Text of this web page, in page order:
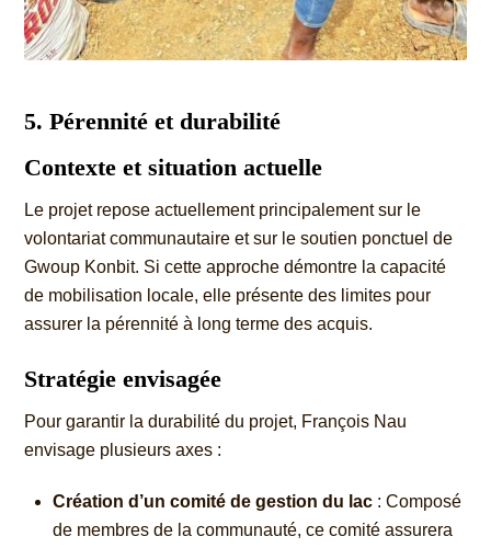
5. Pérennité et durabilité
Contexte et situation actuelle
Le projet repose actuellement principalement sur le
volontariat communautaire et sur le soutien ponctuel de
Gwoup Konbit. Si cette approche démontre la capacité
de mobilisation locale, elle présente des limites pour
assurer la pérennité à long terme des acquis.
Stratégie envisagée
Pour garantir la durabilité du projet, François Nau
envisage plusieurs axes :
Création d’un comité de gestion du lac : Composé
de membres de la communauté, ce comité assurera